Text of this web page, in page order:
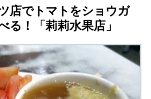
店でトマトをショウガ
る！「莉莉水果店」